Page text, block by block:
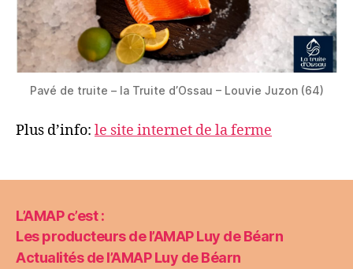
Pavé de truite – la Truite d’Ossau – Louvie Juzon (64)
Plus d’info: le site internet de la ferme
L’AMAP c’est :
Les producteurs de l’AMAP Luy de Béarn
Actualités de l’AMAP Luy de Béarn